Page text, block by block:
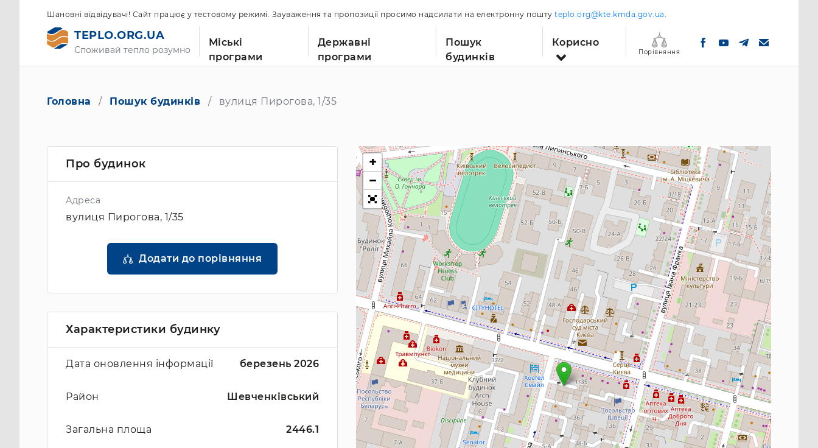
Шановні відвідувачі! Сайт працює у тестовому режимі. Зауваження та пропозиції просимо надсилати на електронну пошту teplo.org@kte.kmda.gov.ua.
TEPLO.ORG.UA
Споживай тепло розумно
Міські
програми
Державні
програми
Пошук
будинків
Корисно
Порівняння
Головна Пошук будинків вулиця Пирогова, 1/35
Про будинок
Адреса
вулиця Пирогова, 1/35
Додати до порівняння
Характеристики будинку
Дата оновлення інформації березень 2026
Район Шевченківський
Загальна площа 2446.1
+
−